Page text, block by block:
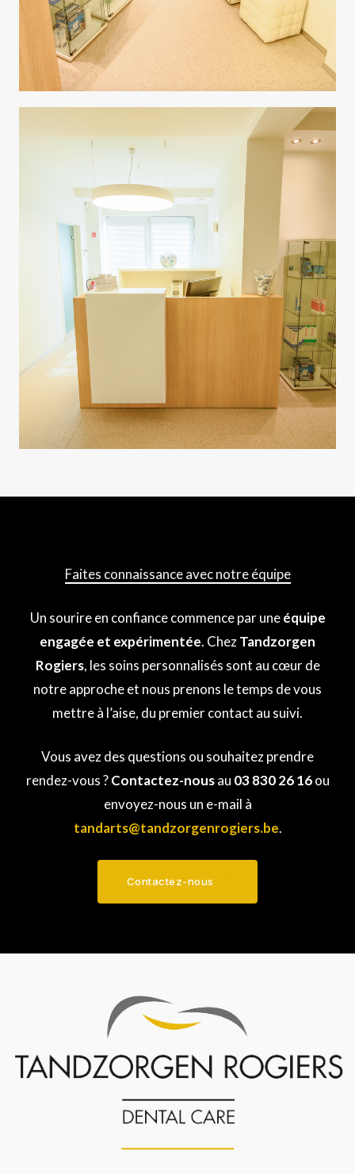
Faites connaissance avec notre équipe
Un sourire en confiance commence par uneéquipe
engagée et expérimentée. ChezTandzorgen
Rogiers, les soins personnalisés sont au cœur de
notre approche et nous prenons le temps de vous
mettre à l’aise, du premier contact au suivi.
Vous avez des questions ou souhaitez prendre
rendez-vous ?Contactez-nousau 03 830 26 16ou
envoyez-nous un e-mail à
tandarts@tandzorgenrogiers.be.
Contactez-nous